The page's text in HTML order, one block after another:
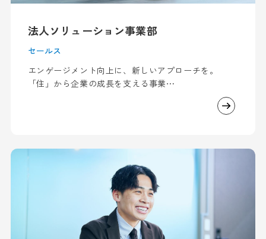
法人ソリューション事業部
セールス
​​エンゲージメント向上に、新しいアプローチを。
「住」から企業の成長を支える事業⋯